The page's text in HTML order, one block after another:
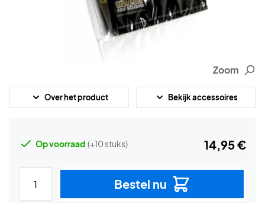
Zoom
Over het product Bekijk accessoires
Op voorraad (+10 stuks) 14,95 €
Bestel nu